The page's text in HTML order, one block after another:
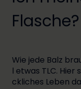
Flasche?
Wie jede Balz
l etwas TLC. Hier
ckliches Leben